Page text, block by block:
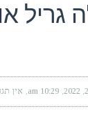
גריל
10:29 am אין